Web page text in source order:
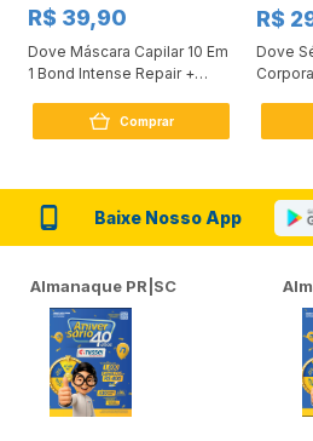
R$ 39,90
Dove Máscara Capilar 10 Em
1 Bond Intense Repair +
Comprar
R$
Dove
Baixe Nosso App
Almanaque PR|SC